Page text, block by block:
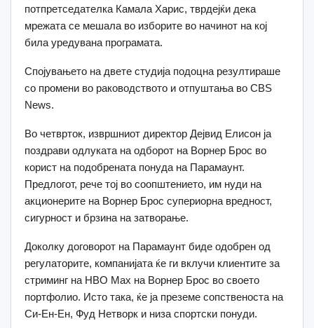
потпретседателка Камала Харис, тврдејќи дека
мрежата се мешала во изборите во начинот на кој
била уредувана програмата.
Спојувањето на двете студија подоцна резултираше
со промени во раководството и отпуштања во CBS
News.
Во четврток, извршниот директор Дејвид Елисон ја
поздрави одлуката на одборот на Ворнер Брос во
корист на подобрената понуда на Парамаунт.
Предлогот, рече тој во соопштението, им нуди на
акционерите на Ворнер Брос супериорна вредност,
сигурност и брзина на затворање.
Доколку договорот на Парамаунт биде одобрен од
регулаторите, компанијата ќе ги вклучи клиентите за
стриминг на HBO Max на Ворнер Брос во своето
портфолио. Исто така, ќе ја преземе сопственоста на
Си-Ен-Ен, Фуд Нетворк и низа спортски понуди.